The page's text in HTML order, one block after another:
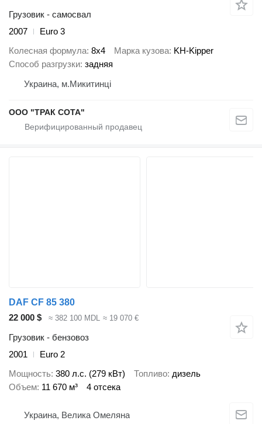
Грузовик - самосвал
2007
Euro 3
Колесная формула 8x4 Марка кузова KH-Kipper
Способ разгрузки задняя
Украина, м.Микитинці
ООО "ТРАК СОТА"
DAF CF 85 380
22 000 $
≈ 382 100 MDL ≈ 19 070 €
Грузовик - бензовоз
2001
Euro 2
Мощность 380 л.с. (279 кВт) Топливо дизель
Объем 11 670 м³ 4 отсека
Украина, Велика Омеляна